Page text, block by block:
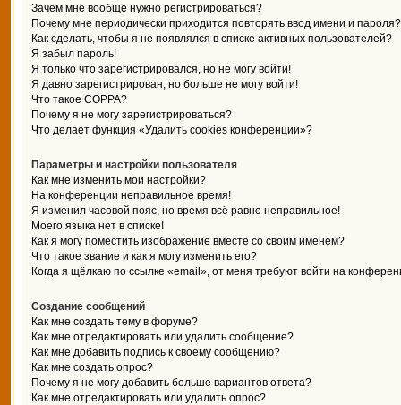
Зачем мне вообще нужно регистрироваться?
Почему мне периодически приходится повторять ввод имени и пароля?
Как сделать, чтобы я не появлялся в списке активных пользователей?
Я забыл пароль!
Я только что зарегистрировался, но не могу войти!
Я давно зарегистрирован, но больше не могу войти!
Что такое COPPA?
Почему я не могу зарегистрироваться?
Что делает функция «Удалить cookies конференции»?
Параметры и настройки пользователя
Как мне изменить мои настройки?
На конференции неправильное время!
Я изменил часовой пояс, но время всё равно неправильное!
Моего языка нет в списке!
Как я могу поместить изображение вместе со своим именем?
Что такое звание и как я могу изменить его?
Когда я щёлкаю по ссылке «email», от меня требуют войти на
Создание сообщений
Как мне создать тему в форуме?
Как мне отредактировать или удалить сообщение?
Как мне добавить подпись к своему сообщению?
Как мне создать опрос?
Почему я не могу добавить больше вариантов ответа?
Как мне отредактировать или удалить опрос?